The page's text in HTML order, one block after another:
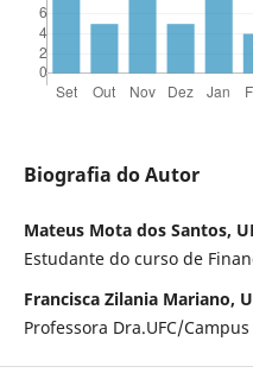
Biografia do Autor
Mateus Mota dos Santos,
Estudante do curso de
Francisca Zilania Mariano,
Professora Dra.UFC/